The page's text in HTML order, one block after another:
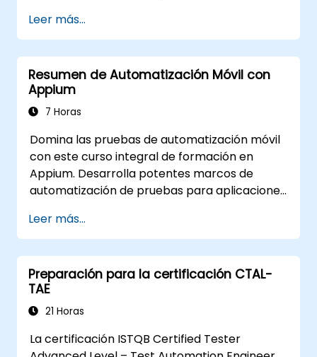
desarrollar secuencias de prueba
avanzadas.
Implementar técnicas avanzadas de
procesamiento y presentación de
resultados.
Integrar TestStand con bases de datos
Aplicar las mejores prácticas para
mantener, gestionar, resolver problemas
y depurar secuencias de prueba
complejas.
Leer más...
Resumen de Automatización Móvil con
Appium
7 Horas
Domina las pruebas de automatización móvil
con este curso integral de formación en
Appium. Desarrolla potentes marcos de
automatización de pruebas para aplicaciones
de la industria, Appium. Adquiere experiencia
práctica configurando Appium, escribiendo
scripts de prueba, identificando elementos
nativos y web, y generando informes
detallados de pruebas. Ideal para ingenieros
QA y profesionales de las pruebas que deseen
automatización móvil a su conjunto de
Leer más...
Preparación para la certificación CTAL-
TAE
21 Horas
La certificación ISTQB Certified Tester